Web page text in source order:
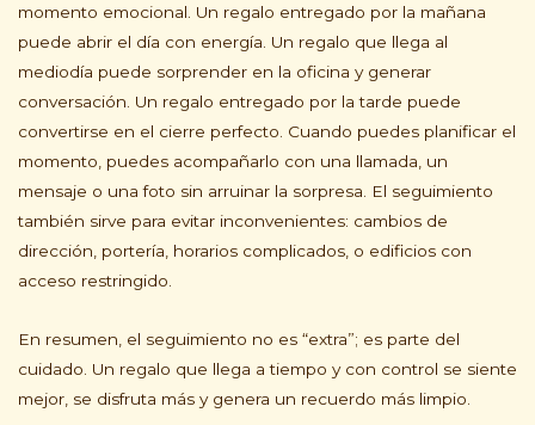
momento emocional. Un regalo entregado por la mañana
puede abrir el día con energía. Un regalo que llega al
mediodía puede sorprender en la oficina y generar
conversación. Un regalo entregado por la tarde puede
convertirse en el cierre perfecto. Cuando puedes planificar el
momento, puedes acompañarlo con una llamada, un
mensaje o una foto sin arruinar la sorpresa. El seguimiento
también sirve para evitar inconvenientes: cambios de
dirección, portería, horarios complicados, o edificios con
acceso restringido.
En resumen, el seguimiento no es “extra”; es parte del
cuidado. Un regalo que llega a tiempo y con control se siente
mejor, se disfruta más y genera un recuerdo más limpio.